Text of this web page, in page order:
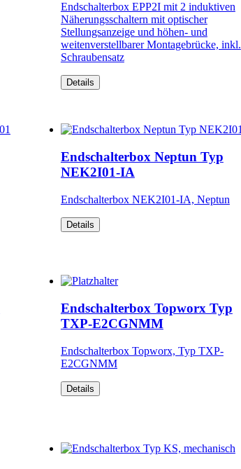
Endschalterbox EPP2I mit 2 induktiven
Näherungsschaltern mit optischer
Stellungsanzeige und höhen- und
weitenverstellbarer Montagebrücke, inkl.
Schraubensatz
Details
Endschalterbox Neptun Typ
NEK2I01-IA
Endschalterbox NEK2I01-IA, Neptun
Details
Endschalterbox Topworx Typ
TXP-E2CGNMM
Endschalterbox Topworx, Typ TXP-
E2CGNMM
Details